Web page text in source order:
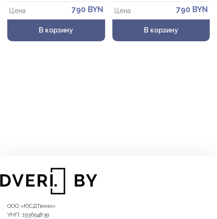
Цена 790 BYN
В корзину
Цена 790 BYN
В корзину
ООО «ЮСДТехно»
УНП: 193654839